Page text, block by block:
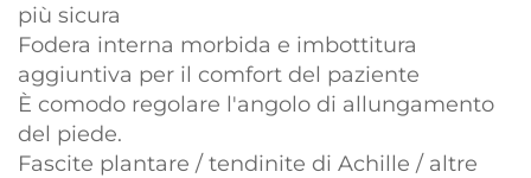
più sicura
Fodera interna morbida e imbottitura
aggiuntiva per il comfort del paziente
È comodo regolare l'angolo di allungamento
del piede.
Fascite plantare / tendinite di Achille / altre